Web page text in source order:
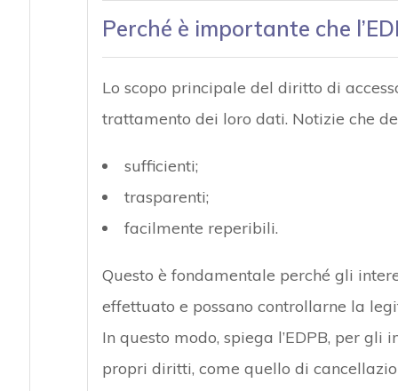
Perché è importante che
Lo scopo principale del diritto di
trattamento dei loro dati. Notizie che
sufficienti;
trasparenti;
facilmente reperibili.
Questo è fondamentale perché gli
effettuato e possano controllarne la
In questo modo, spiega l’EDPB, per
propri diritti, come quello di